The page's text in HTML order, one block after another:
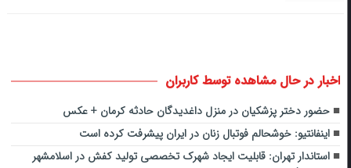
اخبار در حال مشاهده توسط کاربران
حضور دختر پزشکیان در منزل داغدیدگان حادثه کرمان + عکس
اینفانتیو: خوشحالم فوتبال زنان در ایران پیشرفت کرده است
استاندار تهران: قابلیت ایجاد شهرک تخصصی تولید کفش در اسلامشهر